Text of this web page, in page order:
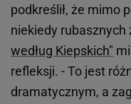
podkreślił, że mimo
niekiedy
według Kiepskich"
refleksji. - To jest
dramatycznym, a